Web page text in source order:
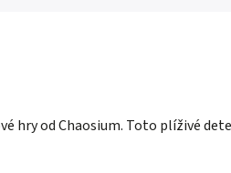
od Chaosium. Toto plíživé